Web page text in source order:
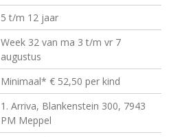
5 t/m 12 jaar
Week 32 van ma 3 t/m vr 7
augustus
Minimaal* € 52,50 per kind
1. Arriva, Blankenstein 300, 7943
PM Meppel